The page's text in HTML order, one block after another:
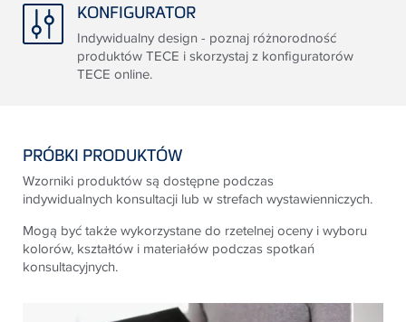
KONFIGURATOR
Indywidualny design - poznaj różnorodność
produktów TECE i skorzystaj z konfiguratorów
TECE online.
PRÓBKI PRODUKTÓW
Wzorniki produktów są dostępne podczas
indywidualnych konsultacji lub w strefach wystawienniczych.
Mogą być takżewykorzystane do rzetelnej oceny i wyboru
kolorów, kształtów i materiałów podczas spotkań
konsultacyjnych.